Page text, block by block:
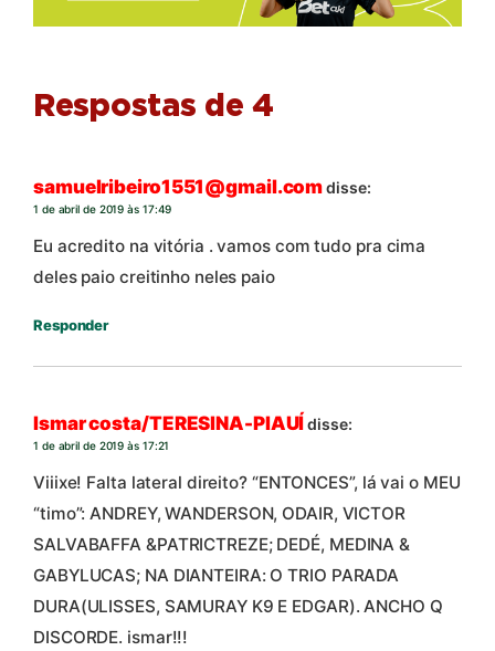
Respostas de 4
samuelribeiro1551@gmail.comdisse:
1 de abril de 2019 às 17:49
Eu acredito na vitória . vamos com tudo pra cima
deles paio creitinho neles paio
Responder
Ismar costa/TERESINA-PIAUÍdisse:
1 de abril de 2019 às 17:21
Viiixe! Falta lateral direito? “ENTONCES”, lá vai o MEU
“timo”: ANDREY, WANDERSON, ODAIR, VICTOR
SALVABAFFA &PATRICTREZE; DEDÉ, MEDINA &
GABYLUCAS; NA DIANTEIRA: O TRIO PARADA
DURA(ULISSES, SAMURAY K9 E EDGAR). ANCHO Q
DISCORDE. ismar!!!